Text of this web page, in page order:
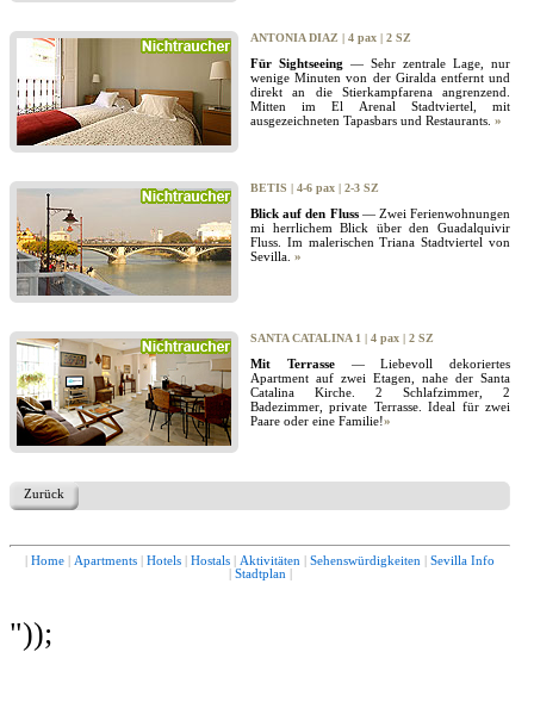
ANTONIA DIAZ | 4 pax | 2 SZ
Für Sightseeing — Sehr zentrale Lage, nur
wenige Minuten von der Giralda entfernt und
direkt an die Stierkampfarena angrenzend.
Mitten im El Arenal Stadtviertel, mit
ausgezeichneten Tapasbars und Restaurants. »
BETIS | 4-6 pax | 2-3 SZ
Blick auf den Fluss— Zwei Ferienwohnungen
mi herrlichem Blick über den Guadalquivir
Fluss. Im malerischen Triana Stadtviertel von
Sevilla. »
SANTA CATALINA 1 | 4 pax | 2 SZ
Mit Terrasse— Liebevoll dekoriertes
Apartment auf zwei Etagen, nahe der Santa
Catalina Kirche. 2 Schlafzimmer, 2
Badezimmer, private Terrasse. Ideal für zwei
Paare oder eine Familie!»
Zurück
Home Apartments Hotels Hostals Aktivitäten Sehenswürdigkeiten
Sevilla Info
Stadtplan
"));